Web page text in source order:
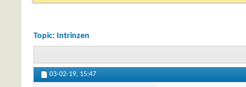
Topic: Intrinzen
03-02-19, 15:47